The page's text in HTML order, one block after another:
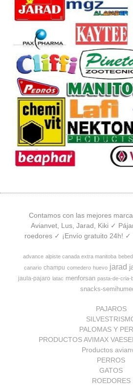
Contamos con las mejores
Avianvet, Lus, Jarad, Kiki ✓
roedores ✓ ¡Envío gratuito 24h!
advance alpiste canada extra manitoba
canario champu comedero huevo jarad
jaula-pajaro latac menforsan pasta-de-cria-
snacks-
PAJAROS
PALOMAS Y
PRODUCTOS AVIMAX
Productos
PERROS
GATOS
ROEDORES